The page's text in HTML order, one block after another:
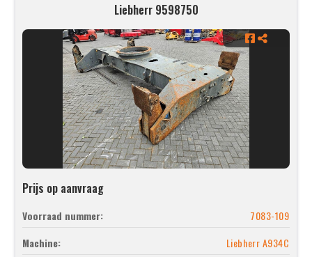
Liebherr 9598750
Prijs op aanvraag
Voorraad nummer:
7083-109
Machine:
Liebherr A934C